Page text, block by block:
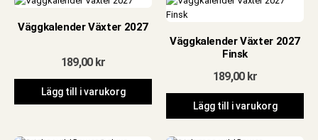
Väggkalender Växter 2027
189,00 kr
Lägg till i varukorg
Väggkalender Växter 2027
Finsk
189,00 kr
Lägg till i varukorg